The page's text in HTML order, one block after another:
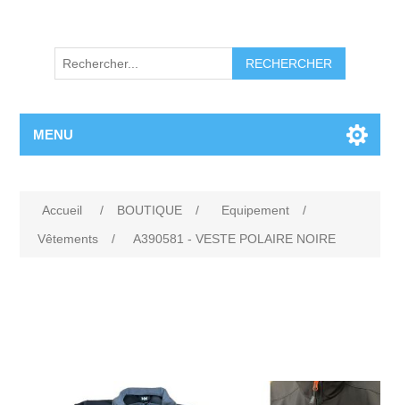
RECHERCHER
MENU
Accueil / BOUTIQUE / Equipement
/
Vêtements
/ A390581 - VESTE POLAIRE NOIRE